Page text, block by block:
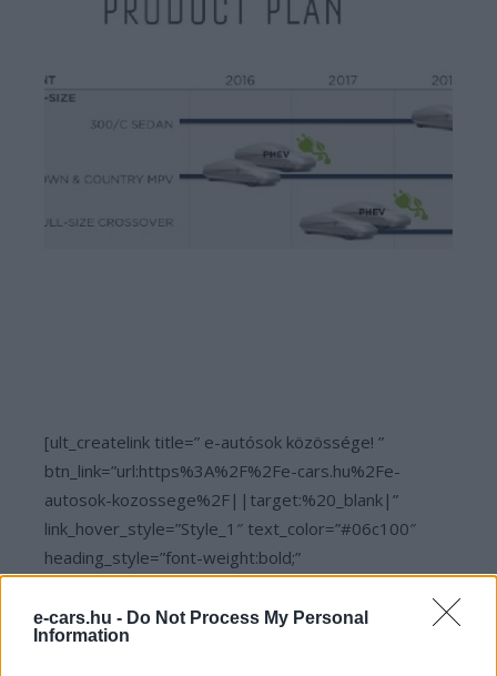
e-cars.hu - Do Not Process My Personal
Information
[ult_createlink title=” e-autósok közössége! ”
btn_link=”url:https%3A%2F%2Fe-cars.hu%2Fe-
autosok-kozossege%2F||target:%20_blank|”
link_hover_style=”Style_1″ text_color=”#06c100″
heading_style=”font-weight:bold;”